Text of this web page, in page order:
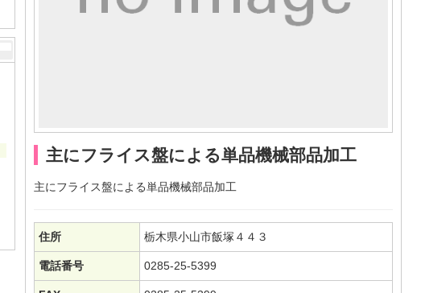
主にフライス盤による単品機械部品加工
主にフライス盤による単品機械部品加工
住所 栃木県小山市飯塚４４３
電話番号 0285-25-5399